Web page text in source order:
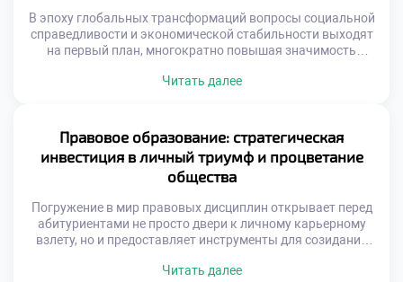
В эпоху глобальных трансформаций вопросы социальной
справедливости и экономической стабильности выходят
на первый план, многократно повышая значимость
перестали быть просто толкователями нормативных
частными интересами и государственным благом.
Именно поэтому осознанное обучение в хорошем
техникуме становится тем самым […]
Читать далее
Правовое образование: стратегическая
инвестиция в личный триумф и процветание
общества
Погружение в мир правовых дисциплин открывает перед
абитуриентами не просто двери к личному карьерному
взлету, но и предоставляет инструменты для созидания
постигающие тонкости законодательства, по сути,
Читать далее